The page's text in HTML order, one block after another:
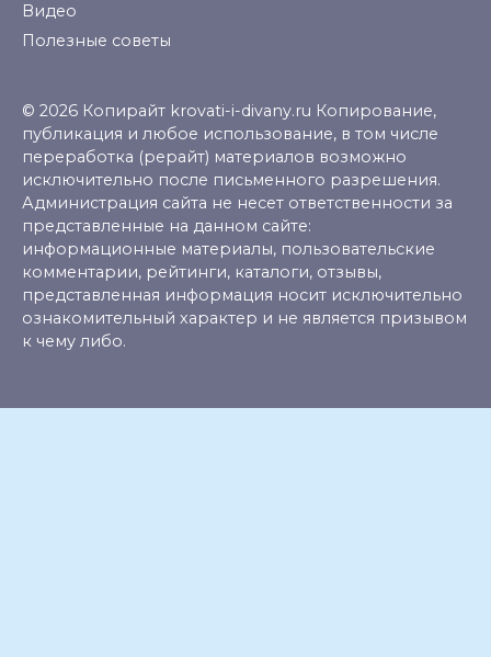
Видео
Полезные советы
© 2026 Копирайт krovati-i-divany.ru Копирование,
публикация и любое использование, в том числе
переработка (рерайт) материалов возможно
исключительно после письменного разрешения.
Администрация сайта не несет ответственности за
представленные на данном сайте:
информационные материалы, пользовательские
комментарии, рейтинги, каталоги, отзывы,
представленная информация носит исключительно
ознакомительный характер и не является призывом
к чему либо.